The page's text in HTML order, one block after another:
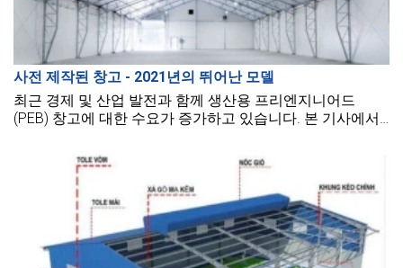
사전 제작된 창고 - 2021년의 뛰어난 모델
최근 경제 및 산업 발전과 함께 생산용 프리엔지니어드
(PEB) 창고에 대한 수요가 증가하고 있습니다. 본 기사에서
지니어드 강철 창고 시공 방식에 대해 자세히 소개합니다.